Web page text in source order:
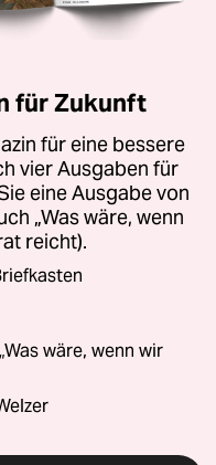
für Zukunft
für eine bessere
vier Ausgaben für
eine Ausgabe von
„Was wäre, wenn
reicht).
wäre, wenn wir